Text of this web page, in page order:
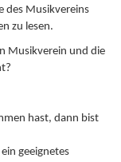
des Musikvereins
zu lesen.
Musikverein und die
hast, dann bist
geeignetes